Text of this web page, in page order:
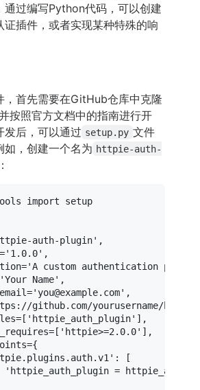
通过编写Python代码，可以创建
证插件，或者实现某种特殊的响
，首先需要在GitHub仓库中克隆
按照官方文档中的指南进行开
发后，可以通过 setup.py 文件
如，创建一个名为 httpie-auth-
import setup
auth-plugin' ,
'1.0.0' ,
'A custom authentication
'Your Name' ,
'you@example.com' ,
github.com/yourusername/
'httpie_auth_plugin' ],
'httpie>=2.0.0' ],
: [
'httpie_auth_plugin =